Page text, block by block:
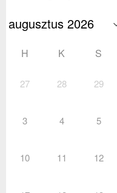
H K S
27 28 29
3 4 5
10 11 12